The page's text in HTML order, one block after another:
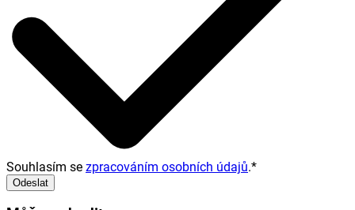
Souhlasím se zpracováním osobních údajů.*
Odeslat